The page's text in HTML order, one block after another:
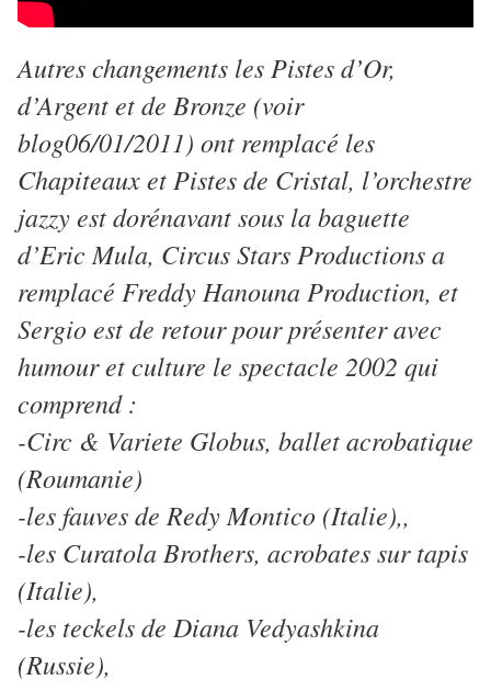
Autres changements les Pistes d’Or,
d’Argent et de Bronze (voir
blog06/01/2011) ont remplacé les
Chapiteaux et Pistes de Cristal, l’orchestre
jazzy est dorénavant sous la baguette
d’Eric Mula, Circus Stars Productions a
remplacé Freddy Hanouna Production, et
Sergio est de retour pour présenter avec
humour et culture le spectacle 2002 qui
comprend :
-Circ & Variete Globus, ballet acrobatique
(Roumanie)
-les fauves de Redy Montico (Italie),,
-les Curatola Brothers, acrobates sur tapis
(Italie),
-les teckels de Diana Vedyashkina
(Russie),